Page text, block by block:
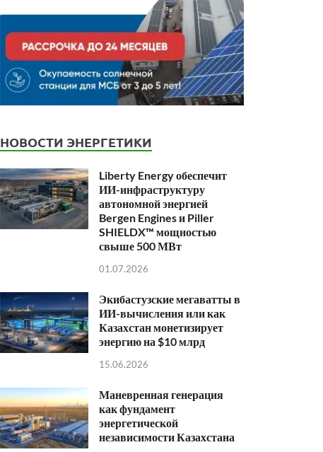
НОВОСТИ ЭНЕРГЕТИКИ
Liberty Energy обеспечит
ИИ-инфраструктуру
автономной энергией
Bergen Engines и Piller
SHIELDX™ мощностью
свыше 500 МВт
01.07.2026
Экибастузские мегаватты в
ИИ-вычисления или как
Казахстан монетизирует
энергию на $10 млрд
15.06.2026
Маневренная генерация
как фундамент
энергетической
независимости Казахстана